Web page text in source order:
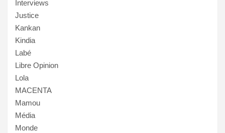
Interviews
Justice
Kankan
Kindia
Labé
Libre Opinion
Lola
MACENTA
Mamou
Média
Monde